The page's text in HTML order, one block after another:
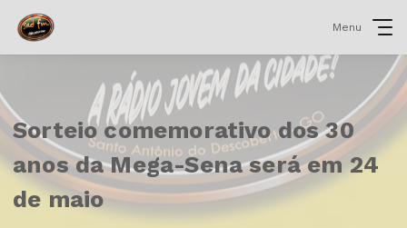
Menu
Sorteio comemorativo dos 30
anos da Mega-Sena será em 24
de maio